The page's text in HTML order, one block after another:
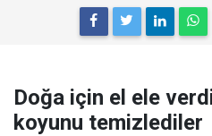
Doğa için el ele
koyunu temizlediler